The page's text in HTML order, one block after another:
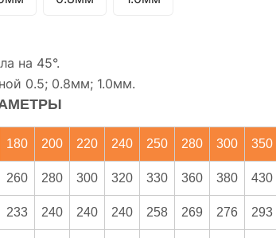
на 45°.
0.5; 0.8мм; 1.0мм.
180 200 220 240 250 280 300 350
260 280 300 320 330 360 380 430
233 240 240 240 258 269 276 293